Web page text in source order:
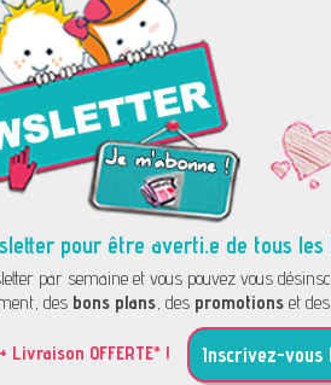
pour être averti.e de tous les
par semaine et vous pouvez vous
des bons plans, des promotions et
Livraison OFFERTE* ! Inscrivez-vous !